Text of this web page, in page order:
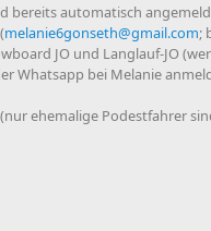
bereits automatisch
melanie6gonseth@gmail.com;
JO und Langlauf-JO
Whatsapp bei Melanie
ehemalige Podestfahrer